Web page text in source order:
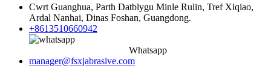
Cwrt Guanghua, Parth Datblygu Minle Rulin, Tref Xiqiao,
Ardal Nanhai, Dinas Foshan, Guangdong.
+8613510660942
Whatsapp
manager@fsxjabrasive.com